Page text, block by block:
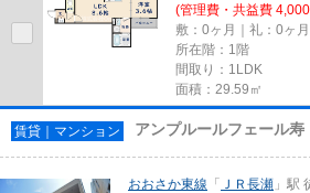
(管理費・共益費
敷：0ヶ月｜礼：0ヶ月
所在階：1階
間取り：1LDK
面積：29.59㎡
賃貸｜マンション アンプルールフェール寿
おおさか東線 「 ＪＲ長瀬 」駅